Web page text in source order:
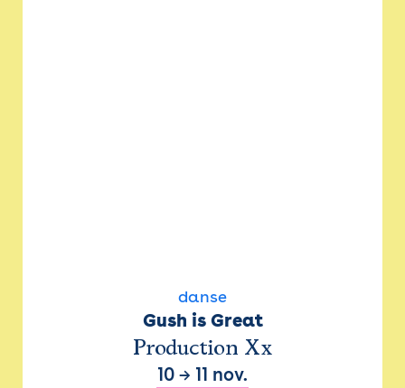
danse
Gush is Great
Production Xx
10 → 11 nov.